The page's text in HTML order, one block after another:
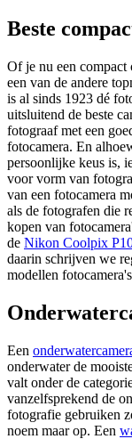
Beste
Of je nu een compact
een van de andere
is al sinds 1923 dé
uitsluitend de beste
fotograaf met een
fotocamera. En
persoonlijke keus is,
voor vorm van
van een fotocamera
als de fotografen die
kopen van
de Nikon Coolpix
daarin schrijven we
modellen
Een
onderwater de
valt onder de
vanzelfsprekend de
fotografie gebruiken
noem maar op. Een